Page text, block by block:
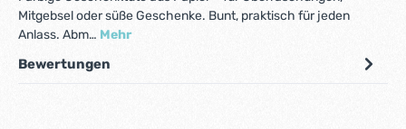
Mitgebsel oder süße Geschenke. Bunt, praktisch für jeden
Anlass. Abm… Mehr
Bewertungen